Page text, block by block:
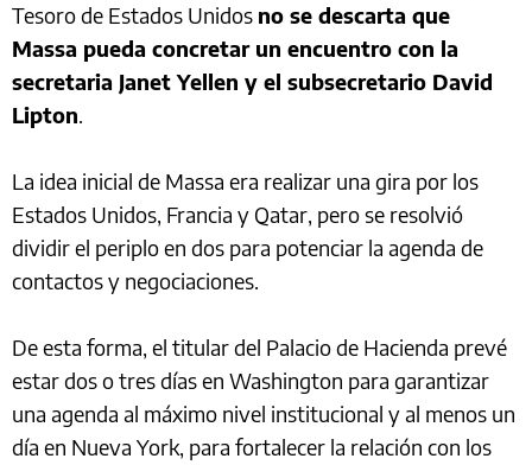
Tesoro de Estados Unidos no se descarta que
Massa pueda concretar un encuentro con la
secretaria Janet Yellen y el subsecretario David
Lipton.
La idea inicial de Massa era realizar una gira por los
Estados Unidos, Francia y Qatar, pero se resolvió
dividir el periplo en dos para potenciar la agenda de
contactos y negociaciones.
De esta forma, el titular del Palacio de Hacienda prevé
estar dos o tres días en Washington para garantizar
una agenda al máximo nivel institucional y al menos un
día en Nueva York, para fortalecer la relación con los